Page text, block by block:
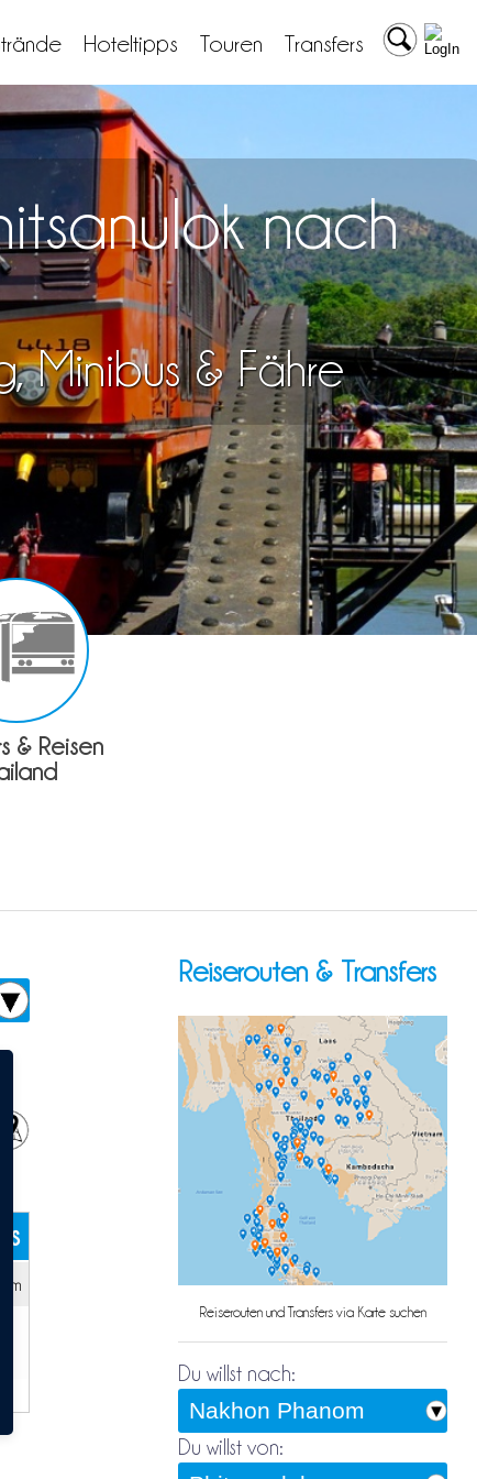
Transfers
Touren
Hoteltipps
nach
Minibus & Fähre
& Reisen
Reiserouten & Transfers
Reiserouten und Transfers via Karte suchen
Du willst nach:
Du willst von: